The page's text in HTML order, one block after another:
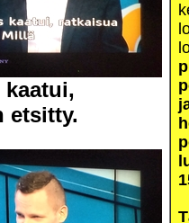
etsitty.